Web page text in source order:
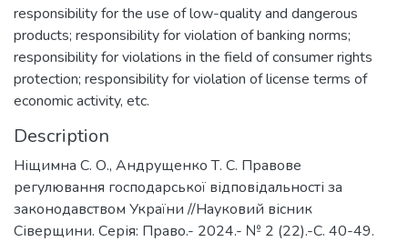
responsibility for the use of low-quality and dangerous
products; responsibility for violation of banking norms;
responsibility for violations in the field of consumer rights
protection; responsibility for violation of license terms of
economic activity, etc.
Description
Ніщимна С. О., Андрущенко Т. С. Правове
регулювання господарської відповідальності за
законодавством України //Науковий вісник
Сіверщини. Серія: Право.- 2024.- № 2 (22).-С. 40-49.